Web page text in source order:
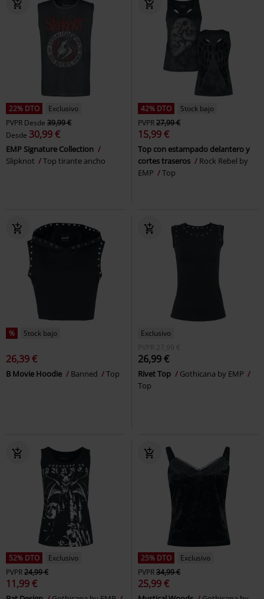
22% DTO
Exclusivo
PVPR Desde 39,99 €
Desde 30,99 €
EMP Signature Collection
Slipknot
Top tirante ancho
42% DTO
Stock bajo
PVPR27,99 €
15,99 €
Top con estampado delantero y
cortes traseros
Rock Rebel by
EMP
Top
% Stock bajo
26,39 €
B Movie Hoodie Banned Top
Exclusivo
PVPR 27,99 €
26,99 €
Rivet Top
Gothicana by EMP
Top
52% DTO
Exclusivo
PVPR24,99 €
11,99 €
25% DTO
Exclusivo
PVPR34,99 €
25,99 €